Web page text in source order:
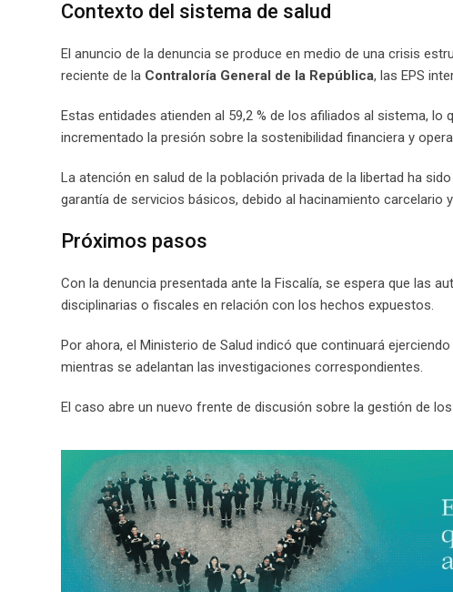
Contexto del sistema de salud
El anuncio de la denuncia se produce en medio de una crisis
reciente de la Contraloría General de la República, las EPS
Estas entidades atienden al 59,2 % de los afiliados al sistema,
incrementado la presión sobre la sostenibilidad financiera y
La atención en salud de la población privada de la libertad ha
garantía de servicios básicos, debido al hacinamiento carcelario
Próximos pasos
Con la denuncia presentada ante la Fiscalía, se espera que las
disciplinarias o fiscales en relación con los hechos expuestos.
Por ahora, el Ministerio de Salud indicó que continuará
mientras se adelantan las investigaciones correspondientes.
El caso abre un nuevo frente de discusión sobre la gestión de